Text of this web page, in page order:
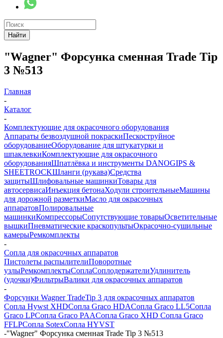
Найти
"Wagner" Форсунка сменная Trade Tip
3 №513
Главная
-
Каталог
-
Комплектующие для окрасочного оборудования
Аппараты безвоздушной покраскиПескоструйное
оборудованиеОборудование для штукатурки и
шпаклевкиКомплектующие для окрасочного
оборудованияШпатлёвка и инструменты DANOGIPS &
SHEETROCKШланги (рукава)Средства
защитыШлифовальные машинкиТовары для
автосервисаИнъекция бетонаХодули строительныеМашины
для дорожной разметкиМасло для окрасочных
аппаратовПолировальные
машинкиКомпрессорыСопутствующие товарыОсветительные
вышкиПневматические краскопультыОкрасочно-сушильные
камерыРемкомплекты
-
Сопла для окрасочных аппаратов
Пистолеты распылителиПоворотные
узлыРемкомплектыСоплаСоплодержателиУдлинитель
(удочки)ФильтрыВалики для окрасочных аппаратов
-
Форсунки Wagner TradeTip 3 для окрасочных аппаратов
Сопла Hywst XHDСопла Graco HDAСопла Graco LL5Сопла
Graco LPСопла Graco PAAСопла Graco XHD Сопла Graco
FFLPСопла SotexСопла HYVST
-"Wagner" Форсунка сменная Trade Tip 3 №513